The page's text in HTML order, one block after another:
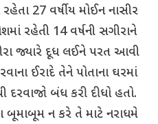
27 વર્ષીય મોઈન નાસીર
રહેતી 14 વર્ષની સગીરાને
જ્યારે દૂધ લઈને પરત આવી
ઈરાદે તેને પોતાના ઘરમાં
દરવાજો બંધ કરી દીધો હતો.
બૂમાબૂમ ન કરે તે માટે નરાધમે